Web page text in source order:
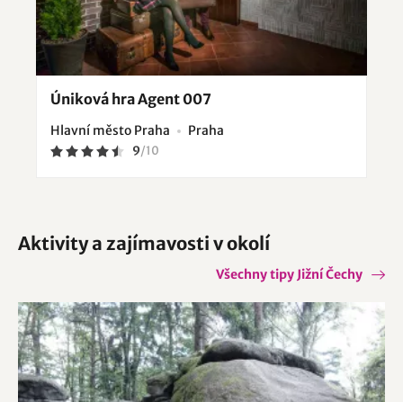
Úniková hra Agent 007
Hlavní město Praha Praha
9/10
Aktivity a zajímavosti v okolí
Všechny tipy Jižní Čechy